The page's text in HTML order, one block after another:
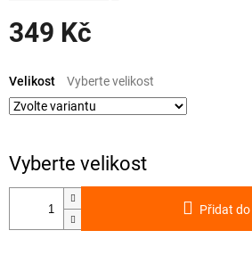
349 Kč
cena:
Velikost
Přidat